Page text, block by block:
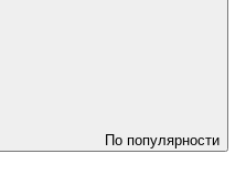
По популярности